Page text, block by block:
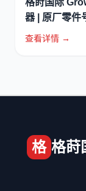
格莳国际
器 | 原厂零件
查看详情 →
格 格莳